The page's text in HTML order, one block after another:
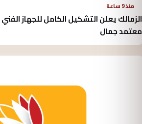
منذ 9 ساعة
الزمالك يعلن التشكيل الكامل للجهاز
معتمد جمال